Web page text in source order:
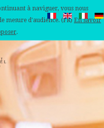
à naviguer, vous nous
mesure d'audience. (FR) En savoir
.